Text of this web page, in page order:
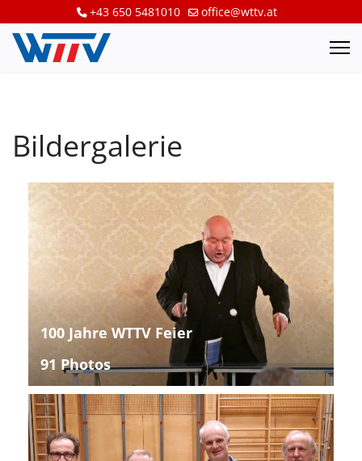
+43 650 5481010 office@wttv.at
Bildergalerie
100 Jahre WTTV Feier
91 Photos